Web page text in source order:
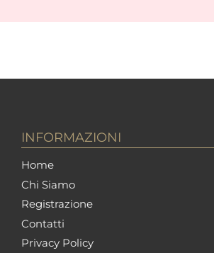
INFORMAZIONI
Home
Chi Siamo
Registrazione
Contatti
Privacy Policy